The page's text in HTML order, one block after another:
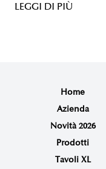
LEGGI DI PIÙ
Home
Azienda
Novità 2026
Prodotti
Tavoli XL